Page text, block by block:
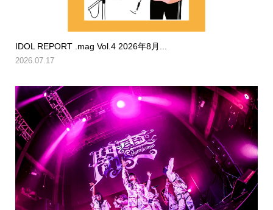
IDOL REPORT .mag Vol.4 2026年8月...
2026.07.17